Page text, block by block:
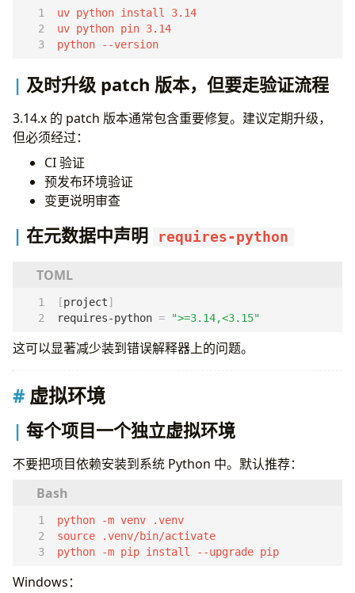
密钥绝不能写进代码和日志
所有外部输入都视为不可信
数据库访问必须参数化
谨慎对待反序列化
落实最小权限原则
反模式
1. 把pip freeze
2. 一个无穷膨胀的
3. 到处except Exception
5. 同步与异步混用但没有边界意识
7. 日志没有上下文
8. 一切以框架为中心
9. 过度依赖继承
团队检查清单
打包与配置
测试
安全
相关资源
python --version
及时升级 patch 版本，但要走验证流程
3.14.x 的 patch 版本通常包含重要修复。建议定期升级，
但必须经过：
CI 验证
预发布环境验证
变更说明审查
在元数据中声明 requires-python
[project]
requires-python = ">=3.14,<3.15"
这可以显著减少装到错误解释器上的问题。
虚拟环境
每个项目一个独立虚拟环境
不要把项目依赖安装到系统 Python 中。默认推荐：
source
python -m pip install --upgrade pip
Windows：